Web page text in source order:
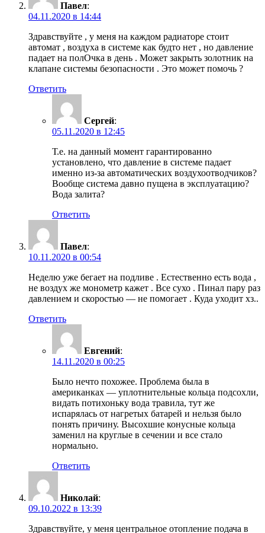
Павел:
04.11.2020 в 14:44
Здравствуйте , у меня на каждом радиаторе стоит
автомат , воздуха в системе как будто нет , но давление
падает на полОчка в день . Может закрыть золотник на
клапане системы безопасности . Это может помочь ?
Ответить
Сергей:
05.11.2020 в 12:45
Т.е. на данный момент гарантированно
установлено, что давление в системе падает
именно из-за автоматических воздухоотводчиков?
Вообще система давно пущена в эксплуатацию?
Вода залита?
Ответить
Павел:
10.11.2020 в 00:54
Неделю уже бегает на подливе . Естественно есть вода ,
не воздух же монометр кажет . Все сухо . Пинал пару раз
давлением и скоростью — не помогает . Куда уходит хз..
Ответить
Евгений:
14.11.2020 в 00:25
Было нечто похожее. Проблема была в
американках — уплотнительные кольца подсохли,
видать потихоньку вода травила, тут же
испарялась от нагретых батарей и нельзя было
понять причину. Высохшие конусные кольца
заменил на круглые в сечении и все стало
нормально.
Ответить
Николай:
09.10.2022 в 13:39
Здравствуйте, у меня центральное отопление подача в